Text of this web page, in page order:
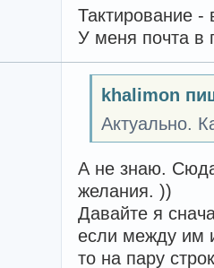
Тактирование -
У меня почта в
khalimon
Актуально.
А не знаю. Сюда
желания. ))
Давайте я
если между им
то на пару